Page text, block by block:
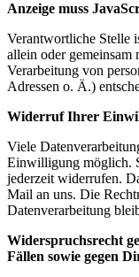
Anzeige muss
Verantwortliche Stelle
allein oder
Verarbeitung von
Adressen o. Ä.)
Widerruf Ihrer
Viele
Einwilligung möglich.
jederzeit widerrufen.
Mail an uns. Die
Datenverarbeitung
Widerspruchsrecht
Fällen sowie gegen